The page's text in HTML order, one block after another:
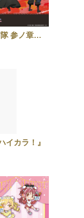
TVアニメ『炎炎ノ消防隊 参ノ章』コラボ
イカラ！』